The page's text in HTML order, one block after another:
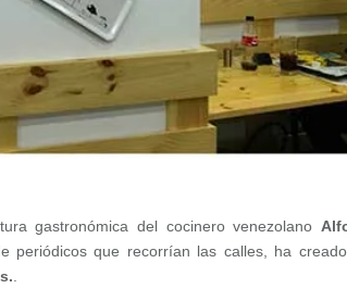
gastronómica del cocinero venezolano
periódicos que recorrían las calles, ha